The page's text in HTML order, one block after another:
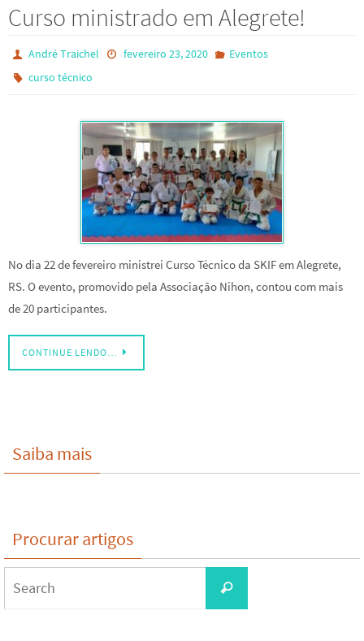
Curso ministrado em Alegrete!
André Traichel fevereiro 23, 2020
Eventos
curso técnico
No dia 22 de fevereiro ministrei Curso Técnico da SKIF em Alegrete,
RS. O evento, promovido pela Associação Nihon, contou com mais
de 20 participantes.
CONTINUE LENDO…
Saiba mais
Procurar artigos
Search